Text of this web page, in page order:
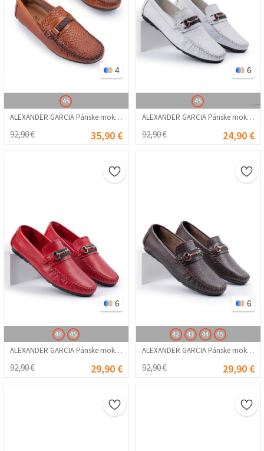
4
45
ALEXANDER GARCIA Pánske mokasíny z pravej kože – hnedá 20230321137
92,90 € 35,90 €
6
45
ALEXANDER GARCIA Pánske mokasíny z pravej kože – biela 20230321119
92,90 € 24,90 €
6
44 45
ALEXANDER GARCIA Pánske mokasíny z pravej kože – červená 20230321113
92,90 € 29,90 €
6
42 43 44 45
ALEXANDER GARCIA Pánske mokasíny z pravej kože – tmavohnedá 20230321115
92,90 € 29,90 €